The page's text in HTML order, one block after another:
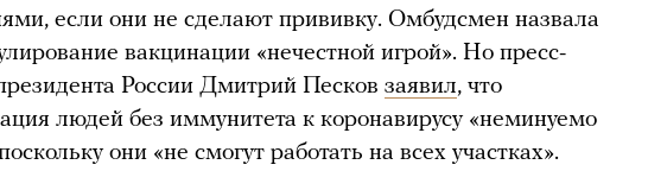
если они не сделают прививку. Омбудсмен назвала
вакцинации «нечестной игрой». Но пресс-
России Дмитрий Песков заявил, что
людей без иммунитета к коронавирусу «неминуемо
они «не смогут работать на всех участках».